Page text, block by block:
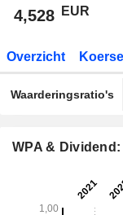
4,528 EUR
Overzicht
Waarderingsratio's
WPA &